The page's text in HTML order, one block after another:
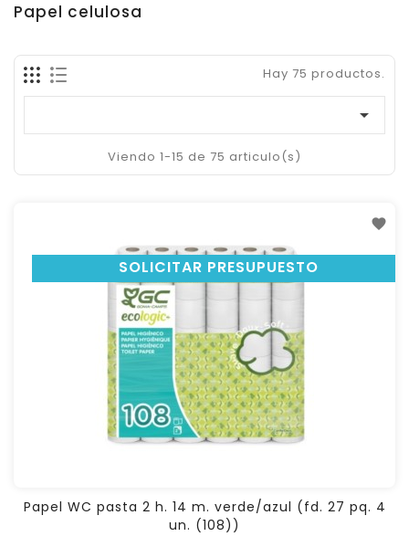
Papel celulosa
Hay 75 productos.

Viendo 1-15 de 75 articulo(s)
SOLICITAR PRESUPUESTO
Papel WC pasta 2 h. 14 m. verde/azul (fd. 27 pq. 4
un. (108))